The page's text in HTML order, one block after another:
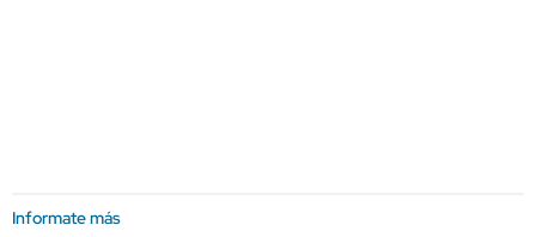
Informate más